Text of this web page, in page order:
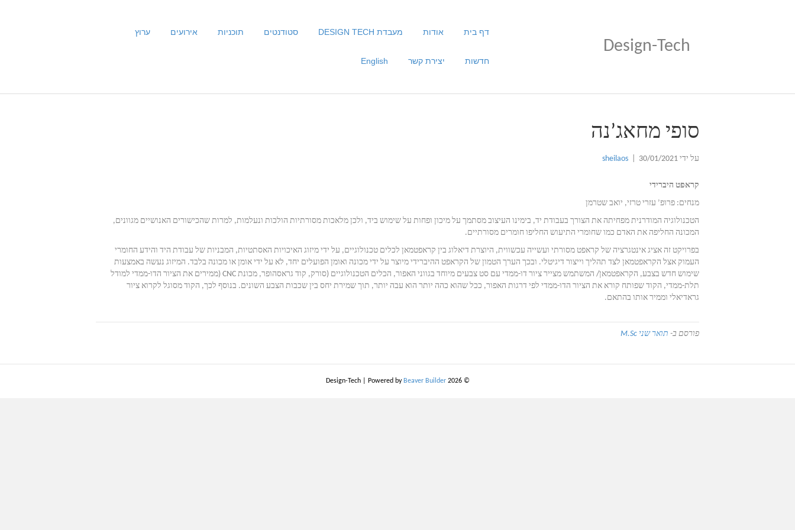
Design-Tech
דף בית אודות מעבדת DESIGN TECH סטודנטים תוכניות אירועים ערוץ
חדשות יצירת קשר English
סופי מחאג’נה
על ידי sheilaos 30/01/2021
קראפט היברידי
מנחים: פרופ’ עזרי טרזי, יואב שטרמן
הטכנולוגיה המודרנית מפחיתה את הצורך בעבודת יד, בימינו העיצוב מסתמך על מיכון ופחות על שימוש ביד, ולכן מלאכות מסורתיות הולכות ונעלמות, למרות שהכישורים האנושיים מגוונים,
המכונה החליפה את האדם כמו שחומרי התיעוש החליפו חומרים מסורתיים.
בפרויקט זה אציג אינטגרציה של קראפט מסורתי ועשייה עכשווית, היוצרת דיאלוג בין קראפטמאן לכלים טכנולוגיים, על ידי מיזוג האיכויות האסתטיות, המבניות של עבודת היד והידע החומרי
העמוק אצל הקראפטמאן לצד תהליך וייצור דיגיטלי. ובכך הערך הטמון של הקראפט ההיברידי מיוצר על ידי מכונה ואומן הפועלים יחד, לא על ידי אומן או מכונה בלבד. המיזוג נעשה באמצעות
שימוש חדש בצבע, הקראפטמאן/ המשתמש מצייר ציור דו-ממדי עם סט צבעים מיוחד בגווני האפור, הכלים הטכנולוגיים (סורק, קוד גראסהופר, מכונת CNC (ממירים את הציור הדו-ממדי למודל
תלת-ממדי, הקוד שפותח קורא את הציור הדו-ממדי לפי דרגות האפור, ככל שהוא כהה יותר הוא עבה יותר, תוך שמירת יחס בין שכבות הצבע השונים. בנוסף לכך, הקוד מסוגל לקרוא ציור
גראדיאלי וממיר אותו בהתאם.
פורסם ב- תואר שני M.Sc
© 2026 Design-Tech
Powered by Beaver Builder